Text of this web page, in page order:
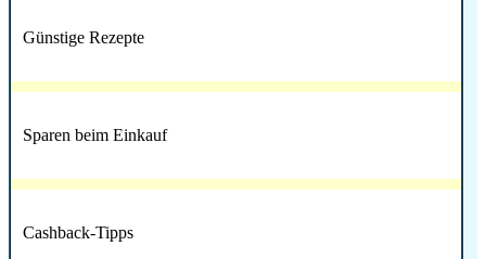
Günstige Rezepte
Sparen beim Einkauf
Cashback-Tipps